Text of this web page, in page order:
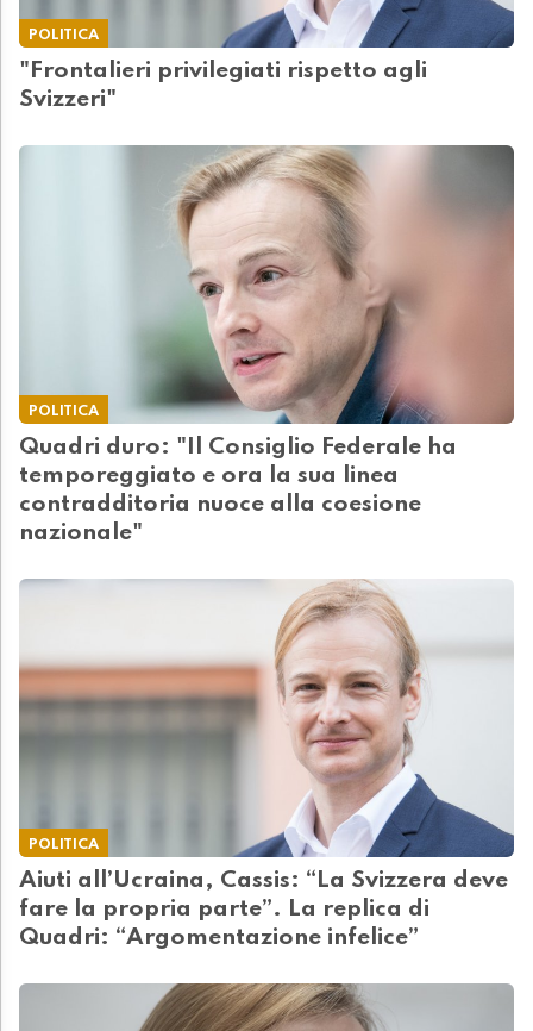
POLITICA
"Frontalieri privilegiati rispetto agli
Svizzeri"
POLITICA
Quadri duro: "Il Consiglio Federale ha
temporeggiato e ora la sua linea
contradditoria nuoce alla coesione
nazionale"
POLITICA
Aiuti all’Ucraina, Cassis: “La Svizzera deve
fare la propria parte”. La replica di
Quadri: “Argomentazione infelice”